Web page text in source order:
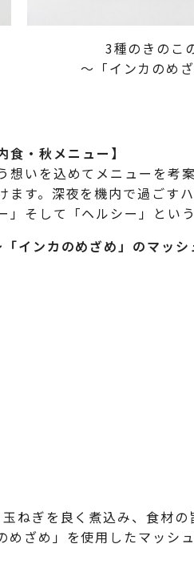
3種のきのこ
～「インカのめ
・秋メニュー】
想いを込めてメニューを考
す。深夜を機内で過ごす
そして「ヘルシー」とい
インカのめざめ」のマッシ
ねぎを良く煮込み、食材
ざめ」を使用したマッシ